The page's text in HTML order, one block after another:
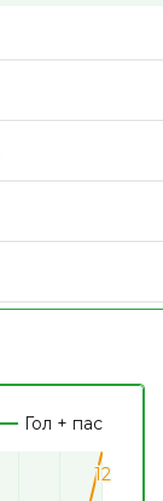
Гол + пас
12
12